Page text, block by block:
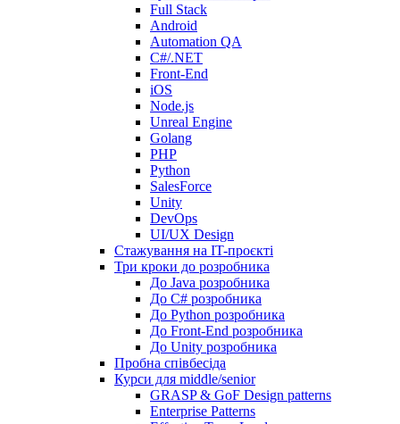
Full Stack
Android
Automation QA
C#/.NET
Front-End
iOS
Node.js
Unreal Engine
Golang
PHP
Python
SalesForce
Unity
DevOps
UI/UX Design
Стажування на IT-проєкті
Три кроки до розробника
До Java розробника
До C# розробника
До Python розробника
До Front-End розробника
До Unity розробника
Пробна співбесіда
Курси для middle/senior
GRASP & GoF Design patterns
Enterprise Patterns